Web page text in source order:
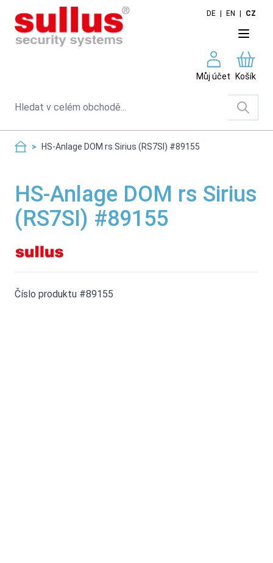
Skip to Content
DE EN CZ
Můj účet Košík
Search
> HS-Anlage DOM rs Sirius (RS7SI) #89155
HS-Anlage DOM rs Sirius
(RS7SI) #89155
Číslo produktu #89155